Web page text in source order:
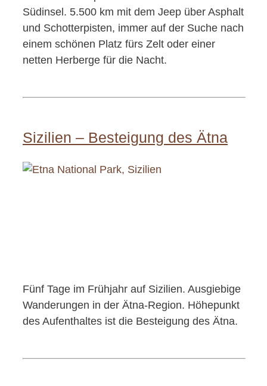
Südinsel. 5.500 km mit dem Jeep über Asphalt
und Schotterpisten, immer auf der Suche nach
einem schönen Platz fürs Zelt oder einer
netten Herberge für die Nacht.
Sizilien – Besteigung des Ätna
Fünf Tage im Frühjahr auf Sizilien. Ausgiebige
Wanderungen in der Ätna-Region. Höhepunkt
des Aufenthaltes ist die Besteigung des Ätna.